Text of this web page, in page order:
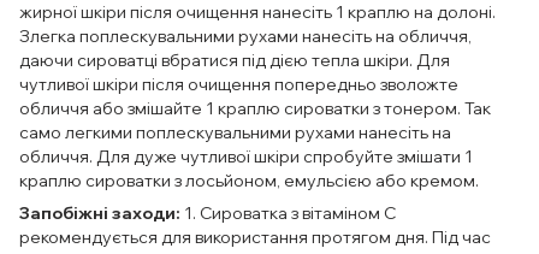
жирної шкіри після очищення нанесіть 1 краплю на долоні.
Злегка поплескувальними рухами нанесіть на обличчя,
даючи сироватці вбратися під дією тепла шкіри. Для
чутливої шкіри після очищення попередньо зволожте
обличчя або змішайте 1 краплю сироватки з тонером. Так
само легкими поплескувальними рухами нанесіть на
обличчя. Для дуже чутливої шкіри спробуйте змішати 1
краплю сироватки з лосьйоном, емульсією або кремом.
Запобіжні заходи: 1. Сироватка з вітаміном C
рекомендується для використання протягом дня. Під час